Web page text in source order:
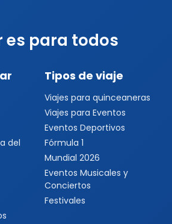
es para todos
del
Tipos de viaje
Viajes para quinceaneras
Viajes para Eventos
Eventos Deportivos
Fórmula 1
Mundial 2026
Eventos Musicales y
Conciertos
Festivales